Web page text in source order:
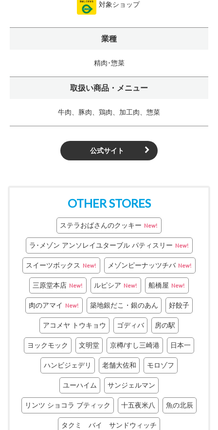
対象ショップ
業種
精肉･惣菜
取扱い商品・メニュー
牛肉、豚肉、鶏肉、加工肉、惣菜
公式サイト
OTHER STORES
ステラおばさんのクッキー New!
ラ･メゾン アンソレイユターブル パティスリー New!
スイーツボックス New! メゾンピーナッツチバ New!
三原堂本店 New! ルピシア New! 船橋屋 New!
肉のアマイ New! 築地銀だこ・銀のあん 好餃子
アコメヤ トウキョウ ゴディバ 房の駅
ヨックモック 文明堂 京樽/すし三崎港 日本一
ハンビジェデリ 老舗大佐和 モロゾフ
ユーハイム サンジェルマン
リンツ ショコラ ブティック 十五夜米八 魚の北辰
タクミ バイ サンドウィッチ